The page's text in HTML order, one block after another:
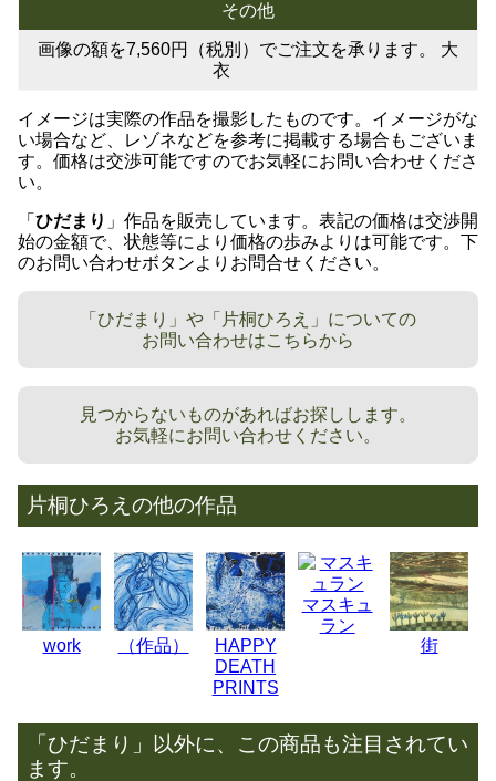
その他
画像の額を7,560円（税別）でご注文を承ります。 大
衣
イメージは実際の作品を撮影したものです。イメージがな
い場合など、レゾネなどを参考に掲載する場合もございま
す。価格は交渉可能ですのでお気軽にお問い合わせくださ
い。
「 ひだまり 」作品を販売しています。表記の価格は交渉開
始の金額で、状態等により価格の歩みよりは可能です。下
のお問い合わせボタンよりお問合せください。
「ひだまり」や「片桐ひろえ」についての
お問い合わせはこちらから
見つからないものがあればお探しします。
お気軽にお問い合わせください。
片桐ひろえの他の作品
work （作品）
HAPPY
DEATH
PRINTS
マスキュ
ラン
街
「ひだまり」以外に、この商品も注目されてい
ます。